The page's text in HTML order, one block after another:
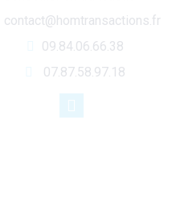
contact@homtransactions.fr
09.84.06.66.38
07.87.58.97.18